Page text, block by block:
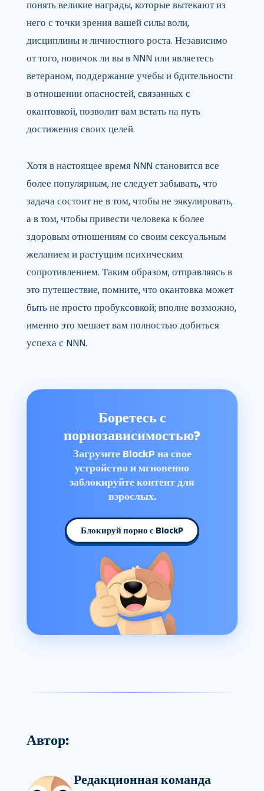
понять великие награды, которые вытекают из
него с точки зрения вашей силы воли,
дисциплины и личностного роста. Независимо
от того, новичок ли вы в NNN или являетесь
ветераном, поддержание учебы и бдительности
в отношении опасностей, связанных с
окантовкой, позволит вам встать на путь
достижения своих целей.
Хотя в настоящее время NNN становится все
более популярным, не следует забывать, что
задача состоит не в том, чтобы не эякулировать,
а в том, чтобы привести человека к более
здоровым отношениям со своим сексуальным
желанием и растущим психическим
сопротивлением. Таким образом, отправляясь в
это путешествие, помните, что окантовка может
быть не просто пробуксовкой; вполне возможно,
именно это мешает вам полностью добиться
успеха с NNN.
Боретесь с
порнозависимостью?
Загрузите BlockP на свое
устройство и мгновенно
заблокируйте контент для
взрослых.
Блокируй порно с BlockP
Автор:
Редакционная команда